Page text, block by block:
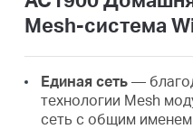
Mesh-система
Единая сеть—
технологии Mesh
сеть с общим